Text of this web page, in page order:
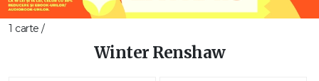
1 carte /
Winter Renshaw